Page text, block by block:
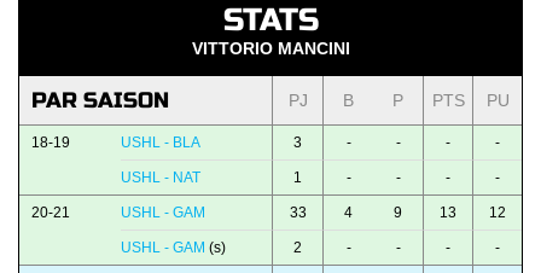
STATS
VITTORIO MANCINI
PAR SAISON PJ B P PTS PU
18-19 USHL - BLA 3 - - - -
USHL - NAT 1 - - - -
20-21 USHL - GAM 33 4 9 13 12
USHL - GAM (s) 2 - - - -